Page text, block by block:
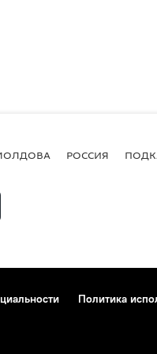
РОССИЯ
Политика